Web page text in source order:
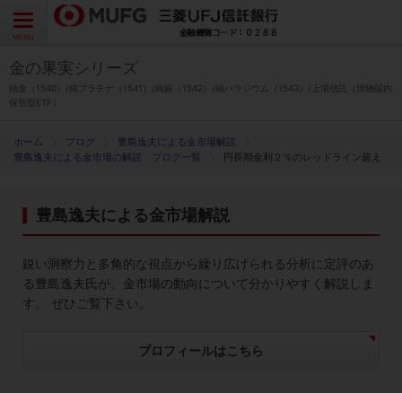
CLOSE
MENU
ブログ
豊島逸夫による金市場解説
豊島逸夫による金市場の解説 ブログ一覧
円長期金利２％のレッドライン超え
豊島逸夫による金市場解説
鋭い洞察力と多角的な視点から繰り広げられる分析に定評のあ
る豊島逸夫氏が、金市場の動向について分かりやすく解説しま
す。 ぜひご覧下さい。
プロフィールはこちら
金の果実シリーズ
純金（1540）/純プラチナ（1541）/純銀（1542）/純パラジウム（1543）/上場信託（現物国内
保管型ETF）
金の果実シリーズとは
特徴とメリット
各種お手続き
ブログ
よくあるご質問 お問い合わせ